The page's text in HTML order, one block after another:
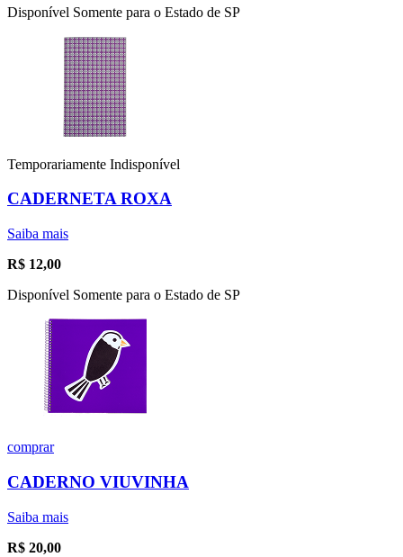
Disponível Somente para o Estado de SP
Temporariamente Indisponível
CADERNETA ROXA
Saiba mais
R$ 12,00
Disponível Somente para o Estado de SP
comprar
CADERNO VIUVINHA
Saiba mais
R$ 20,00